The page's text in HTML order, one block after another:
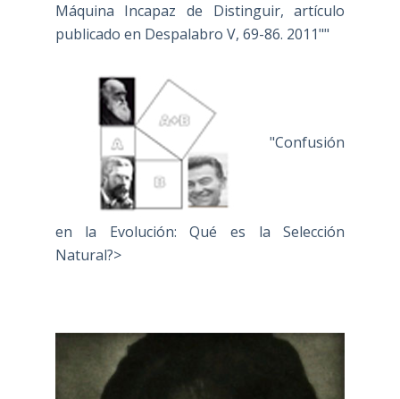
Máquina Incapaz de Distinguir, artículo
publicado en Despalabro V, 69-86. 2011""
"Confusión
en la Evolución: Qué es la Selección
Natural?>